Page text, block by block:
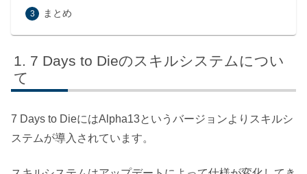
まとめ
7 Days to Dieのスキルシステムについ
て
7 Days to DieにはAlpha13というバージョンよりスキルシ
ステムが導入されています。